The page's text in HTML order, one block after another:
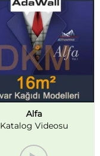
Alfa
Katalog Videosu